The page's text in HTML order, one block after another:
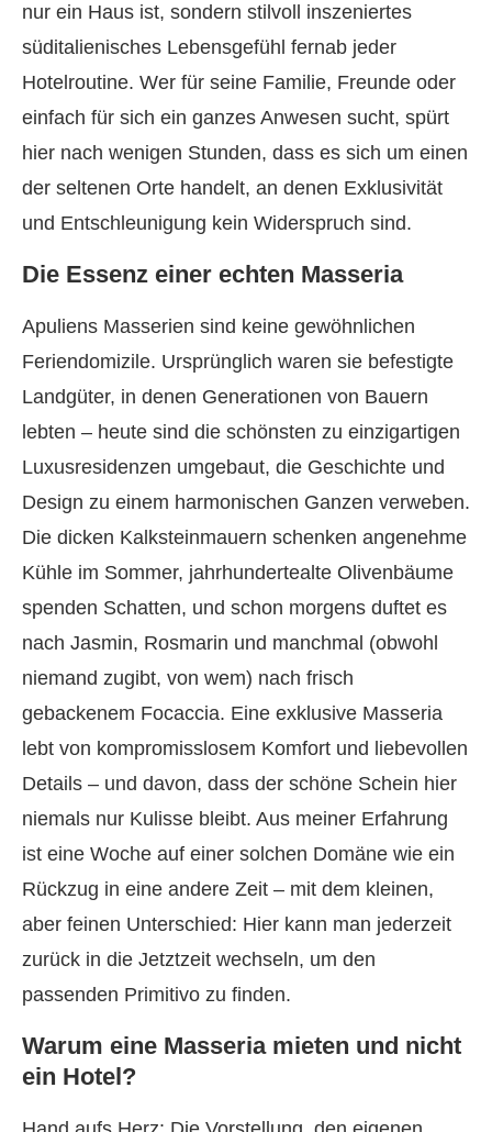
nur ein Haus ist, sondern stilvoll inszeniertes
süditalienisches Lebensgefühl fernab jeder
Hotelroutine. Wer für seine Familie, Freunde oder
einfach für sich ein ganzes Anwesen sucht, spürt
hier nach wenigen Stunden, dass es sich um einen
der seltenen Orte handelt, an denen Exklusivität
und Entschleunigung kein Widerspruch sind.
Die Essenz einer echten Masseria
Apuliens Masserien sind keine gewöhnlichen
Feriendomizile. Ursprünglich waren sie befestigte
Landgüter, in denen Generationen von Bauern
lebten – heute sind die schönsten zu einzigartigen
Luxusresidenzen umgebaut, die Geschichte und
Design zu einem harmonischen Ganzen verweben.
Die dicken Kalksteinmauern schenken angenehme
Kühle im Sommer, jahrhundertealte Olivenbäume
spenden Schatten, und schon morgens duftet es
nach Jasmin, Rosmarin und manchmal (obwohl
niemand zugibt, von wem) nach frisch
gebackenem Focaccia. Eine exklusive Masseria
lebt von kompromisslosem Komfort und liebevollen
Details – und davon, dass der schöne Schein hier
niemals nur Kulisse bleibt. Aus meiner Erfahrung
ist eine Woche auf einer solchen Domäne wie ein
Rückzug in eine andere Zeit – mit dem kleinen,
aber feinen Unterschied: Hier kann man jederzeit
zurück in die Jetztzeit wechseln, um den
passenden Primitivo zu finden.
Warum eine Masseria mieten und nicht
ein Hotel?